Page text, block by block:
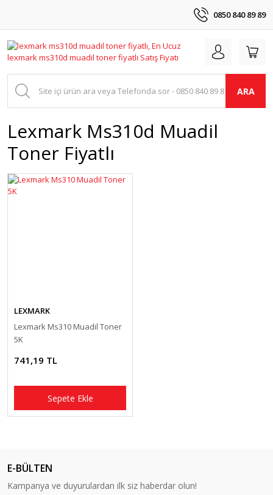
0850 840 89 89
ARA
Lexmark Ms310d Muadil
Toner Fiyatlı
LEXMARK
Lexmark Ms310 Muadil Toner
5K
741,19 TL
Sepete Ekle
E-BÜLTEN
Kampanya ve duyurulardan ilk siz haberdar olun!